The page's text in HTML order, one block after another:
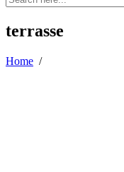
terrasse
Home /